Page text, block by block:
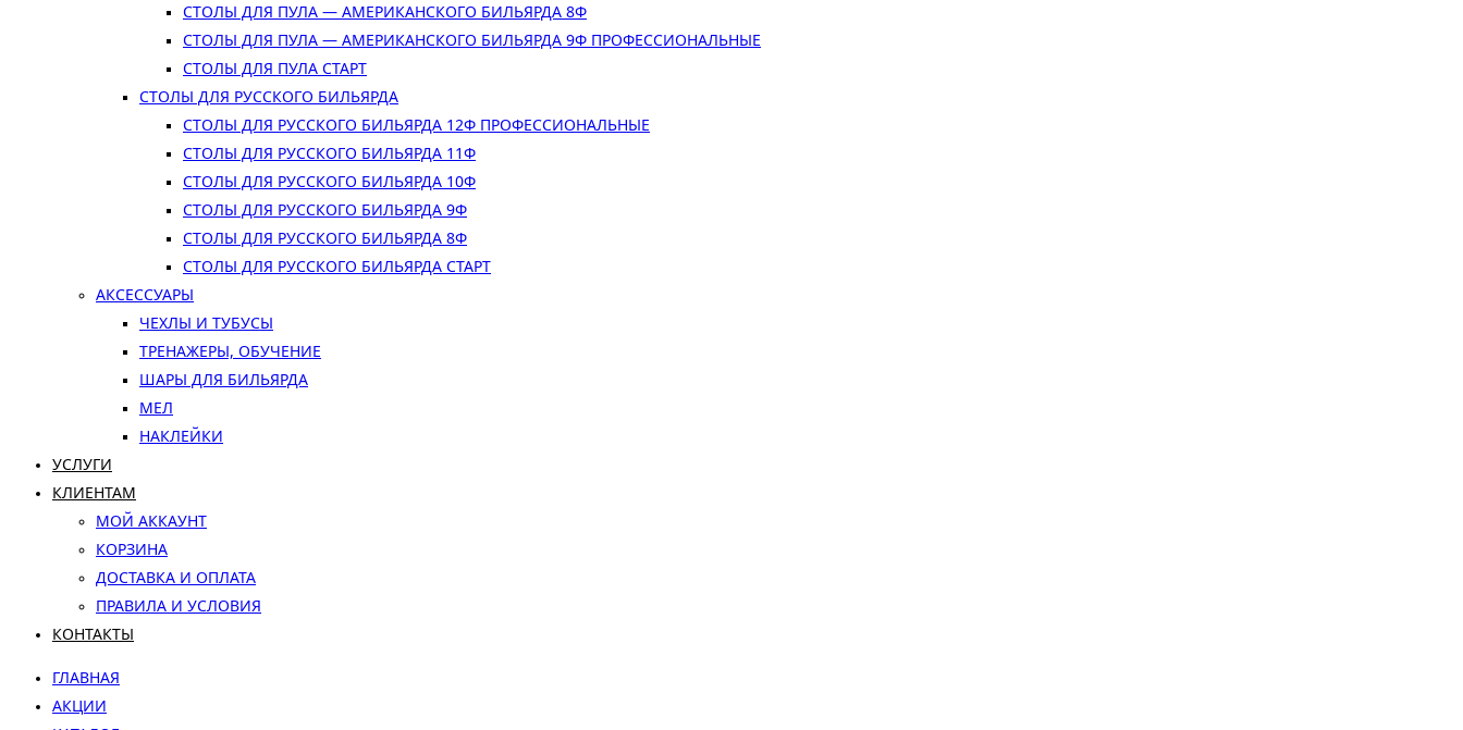
СТОЛЫ ДЛЯ ПУЛА — АМЕРИКАНСКОГО БИЛЬЯРДА 8Ф
СТОЛЫ ДЛЯ ПУЛА — АМЕРИКАНСКОГО БИЛЬЯРДА 9Ф ПРОФЕССИОНАЛЬНЫЕ
СТОЛЫ ДЛЯ ПУЛА СТАРТ
СТОЛЫ ДЛЯ РУССКОГО БИЛЬЯРДА
СТОЛЫ ДЛЯ РУССКОГО БИЛЬЯРДА 12Ф ПРОФЕССИОНАЛЬНЫЕ
СТОЛЫ ДЛЯ РУССКОГО БИЛЬЯРДА 11Ф
СТОЛЫ ДЛЯ РУССКОГО БИЛЬЯРДА 10Ф
СТОЛЫ ДЛЯ РУССКОГО БИЛЬЯРДА 9Ф
СТОЛЫ ДЛЯ РУССКОГО БИЛЬЯРДА 8Ф
СТОЛЫ ДЛЯ РУССКОГО БИЛЬЯРДА СТАРТ
АКСЕССУАРЫ
ЧЕХЛЫ И ТУБУСЫ
ТРЕНАЖЕРЫ, ОБУЧЕНИЕ
ШАРЫ ДЛЯ БИЛЬЯРДА
МЕЛ
НАКЛЕЙКИ
УСЛУГИ
КЛИЕНТАМ
МОЙ АККАУНТ
КОРЗИНА
ДОСТАВКА И ОПЛАТА
ПРАВИЛА И УСЛОВИЯ
КОНТАКТЫ
ГЛАВНАЯ
АКЦИИ